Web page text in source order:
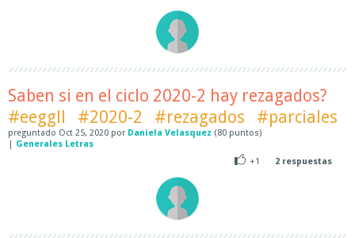
Saben si en el ciclo 2020-2 hay rezagados?
#eeggll
#2020-2 #rezagados #parciales
preguntado Oct 25, 2020 por Daniela Velasquez (80 puntos)
| Generales Letras
+1
2 respuestas